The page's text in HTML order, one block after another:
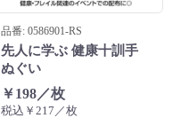
品番: 0586901-RS
先人に学ぶ 健康十訓手
ぬぐい
￥198／枚
税込￥217／枚